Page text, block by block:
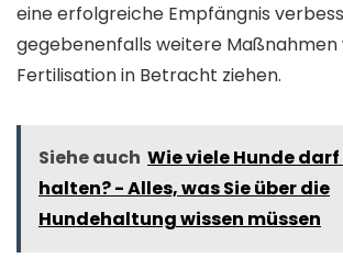
eine erfolgreiche Empfängnis
gegebenenfalls weitere
Fertilisation in Betracht ziehen.
Siehe auch Wie viele Hunde
halten? - Alles, was Sie über die
Hundehaltung wissen müssen